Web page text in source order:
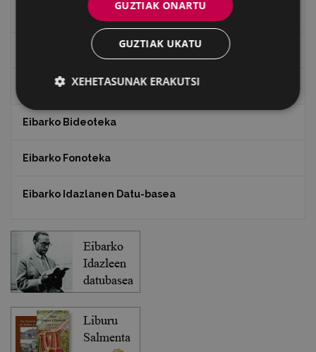
"Gure Herria" aldizkaria
Txostenak eta dokumentuak
EXFIBAR
Eibarko Bideoteka
Eibarko Fonoteka
Eibarko Idazlanen Datu-basea
GUZTIAK ONARTU
GUZTIAK UKATU
XEHETASUNAK ERAKUTSI